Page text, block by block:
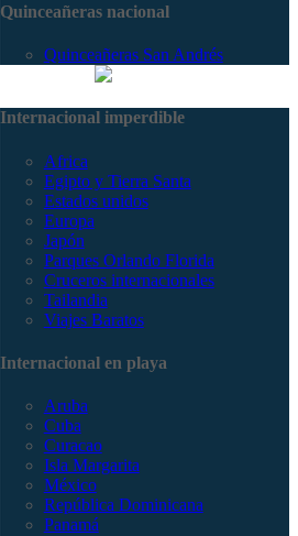
Quinceañeras nacional
Quinceañeras San Andrés
Internacional imperdible
Africa
Egipto y Tierra Santa
Estados unidos
Europa
Japón
Parques Orlando Florida
Cruceros internacionales
Tailandia
Viajes Baratos
Internacional en playa
Aruba
Cuba
Curacao
Isla Margarita
México
República Dominicana
Panamá